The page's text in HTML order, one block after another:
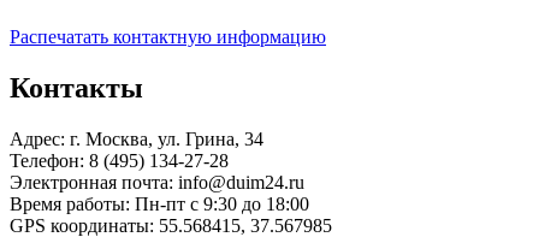
Распечатать контактную информацию
Контакты
Адрес: г. Москва, ул. Грина, 34
Телефон: 8 (495) 134-27-28
Электронная почта: info@duim24.ru
Время работы: Пн-пт c 9:30 до 18:00
GPS координаты: 55.568415, 37.567985